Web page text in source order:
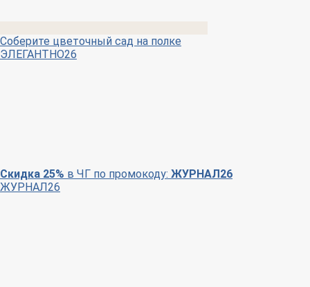
Соберите цветочный сад на полке
ЭЛЕГАНТНО26
Скидка 25% в ЧГ по промокоду: ЖУРНАЛ26
ЖУРНАЛ26